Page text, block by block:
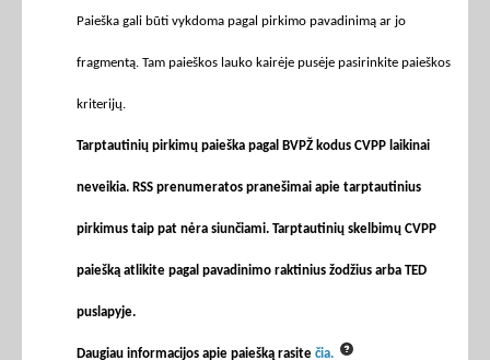
Paieška gali būti vykdoma pagal pirkimo pavadinimą ar jo
fragmentą. Tam paieškos lauko kairėje pusėje pasirinkite paieškos
kriterijų.
Tarptautinių pirkimų paieška pagal BVPŽ kodus CVPP laikinai
neveikia. RSS prenumeratos pranešimai apie tarptautinius
pirkimus taip pat nėra siunčiami. Tarptautinių skelbimų CVPP
paiešką atlikite pagal pavadinimo raktinius žodžius arba TED
puslapyje.
Daugiau informacijos apie paiešką rasite čia.